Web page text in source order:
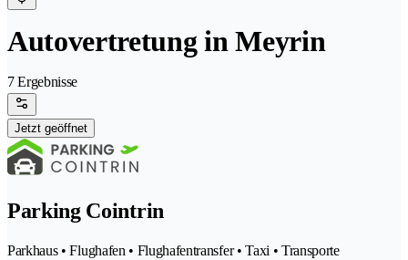
Autovertretung in Meyrin
7 Ergebnisse
Jetzt geöffnet
Parking Cointrin
Parkhaus • Flughafen • Flughafentransfer • Taxi • Transporte